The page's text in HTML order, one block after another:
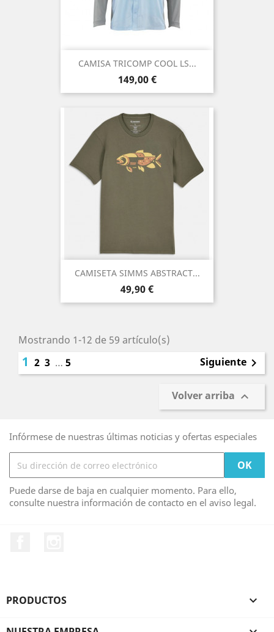
CAMISA TRICOMP COOL LS...
Precio
149,00 €
CAMISETA SIMMS ABSTRACT...
Precio
49,90 €
Mostrando 1-12 de 59 artículo(s)
1 2 3 … 5 Siguiente 
Volver arriba 
Infórmese de nuestras últimas noticias y ofertas especiales
Puede darse de baja en cualquier momento. Para ello,
consulte nuestra información de contacto en el aviso legal.
PRODUCTOS 